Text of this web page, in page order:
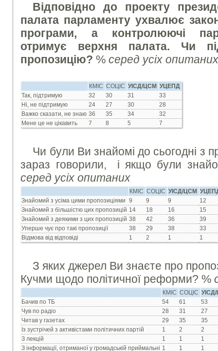
Відповідно до проекту
палата парламенту ухвалює
програми, а контролюючі
отримує верхня палата. Чи
пропозицію?%серед усіх
КМІС СОЦІС УІСД/ЦСМ
УЦЕПД
Так, підтримую
32 30 31
33
Ні, не підтримую
24 27 30
28
Важко сказати, не знаю 36 35 34
32
Мене це не цікавить
7 8 5 7
Чи були Ви знайомі до сьогодні з
зараз говорили, і якщо були
серед усіх опитаних
КМІС СОЦІС УІСД/ЦСМ
Знайомий з усіма цими пропозиціями
9 9 9
12
Знайомий з більшістю цих пропозицій 14 18 16
15
Знайомий з деякими з цих пропозицій 38 42 36
39
Уперше чує про такі пропозиції
38 29 38
33
Відмова від відповіді
1 2 1 1
З яких джерел Ви знаєте про
Кучми щодо політичної реформи? %
КМІС СОЦІС
Бачив по ТБ
54 61
53
Чув по радіо
28 31
27
Читав у газетах
29 35
35
Із зустрічей з активістами політичних партій
1 2
2
З лекцій
1 1
1
З інформації, отриманої у громадській приймальні 1 1
1